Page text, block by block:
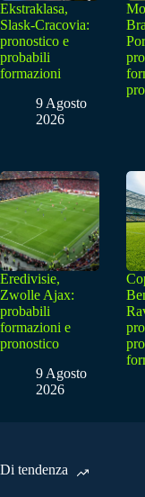
Ekstraklasa,
Slask-Cracovia:
pronostico e
probabili
formazioni
9 Agosto
2026
Eredivisie,
Zwolle Ajax:
probabili
formazioni e
pronostico
9 Agosto
2026
Di tendenza